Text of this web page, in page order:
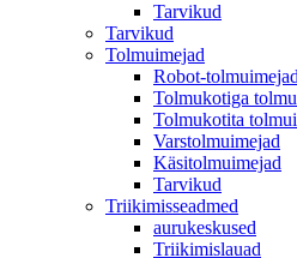
Tarvikud
Tarvikud
Tolmuimejad
Robot-
Tolmukotiga
Tolmukotita
Varstolmuimejad
Käsitolmuimejad
Tarvikud
Triikimisseadmed
aurukeskused
Triikimislauad